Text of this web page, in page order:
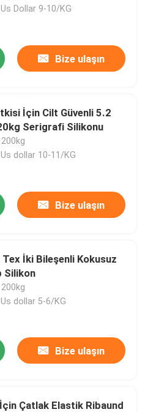
Dollar 9-10/KG
Bize ulaşın
İçin Cilt Güvenli 5.2
Serigrafi Silikonu
200kg
dollar 10-11/KG
Bize ulaşın
Tex İki Bileşenli Kokusuz
Silikon
200kg
dollar 5-6/KG
Bize ulaşın
Çatlak Elastik Ribaund